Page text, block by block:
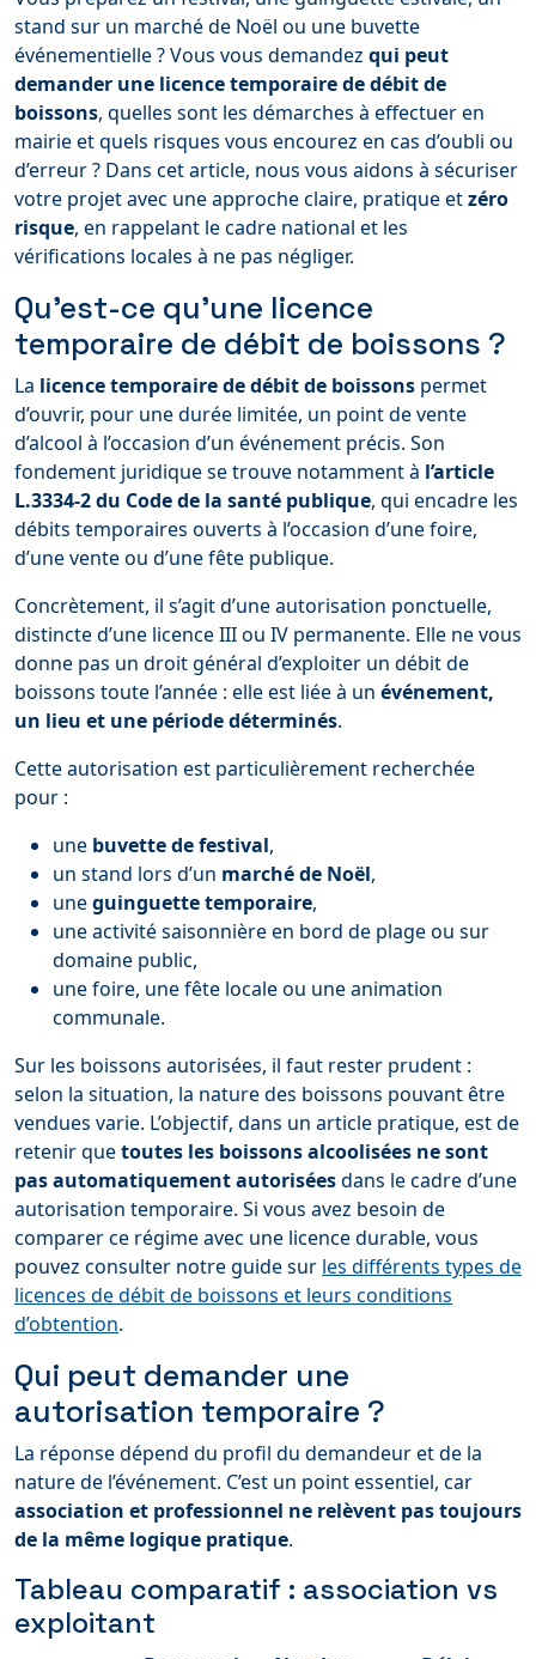
stand sur un marché de Noël ou une buvette
événementielle ? Vous vous demandez qui peut
demander une licence temporaire de débit de
boissons, quelles sont les démarches à effectuer en
mairie et quels risques vous encourez en cas d’oubli ou
d’erreur ? Dans cet article, nous vous aidons à sécuriser
votre projet avec une approche claire, pratique etzéro
risque, en rappelant le cadre national et les
vérifications locales à ne pas négliger.
Qu’est-ce qu’une licence
temporaire de débit de boissons ?
La licence temporaire de débit de boissons permet
d’ouvrir, pour une durée limitée, un point de vente
d’alcool à l’occasion d’un événement précis. Son
fondement juridique se trouve notamment à l’article
L.3334-2 du Code de la santé publique, qui encadre les
débits temporaires ouverts à l’occasion d’une foire,
d’une vente ou d’une fête publique.
Concrètement, il s’agit d’une autorisation ponctuelle,
distincte d’une licence III ou IV permanente. Elle ne vous
donne pas un droit général d’exploiter un débit de
boissons toute l’année : elle est liée à un événement,
un lieu et une période déterminés.
Cette autorisation est particulièrement recherchée
pour :
une buvette de festival,
un stand lors d’un marché de Noël,
uneguinguette temporaire,
une activité saisonnière en bord de plage ou sur
domaine public,
une foire, une fête locale ou une animation
communale.
Sur les boissons autorisées, il faut rester prudent :
selon la situation, la nature des boissons pouvant être
vendues varie. L’objectif, dans un article pratique, est de
retenir quetoutes les boissons alcoolisées ne sont
pas automatiquement autoriséesdans le cadre d’une
autorisation temporaire. Si vous avez besoin de
comparer ce régime avec une licence durable, vous
pouvez consulter notre guide sur les différents types de
licences de débit de boissons et leurs conditions
d’obtention.
Qui peut demander une
autorisation temporaire ?
La réponse dépend du profil du demandeur et de la
nature de l’événement. C’est un point essentiel, car
association et professionnel ne relèvent pas toujours
de la même logique pratique.
Tableau comparatif : association vs
exploitant